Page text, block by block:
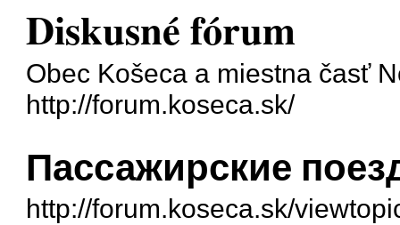
Diskusné fórum
Obec Košeca a miestna časť
http://forum.koseca.sk/
Пассажирские
http://forum.koseca.sk/